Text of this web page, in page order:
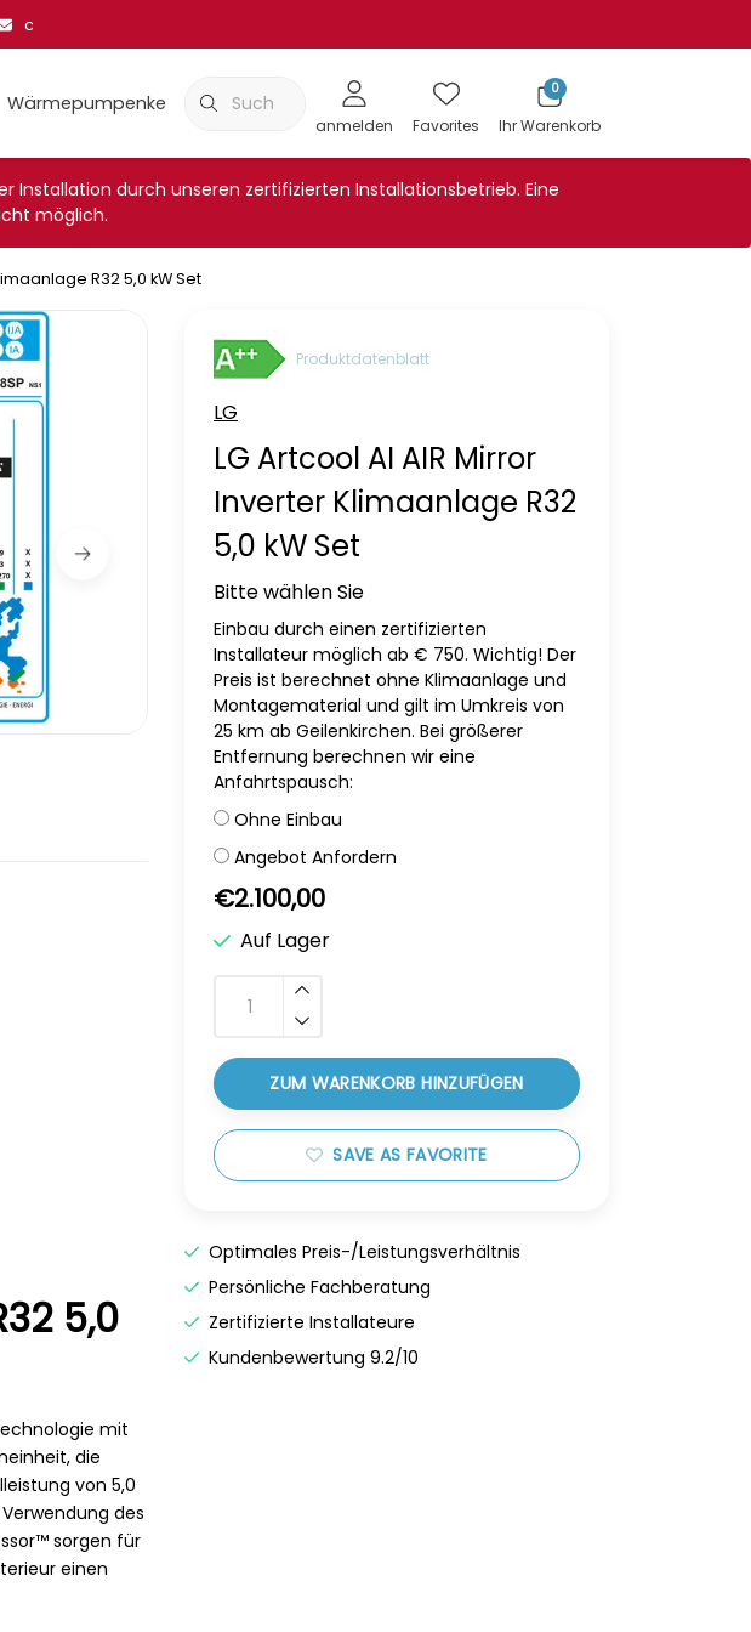
cool@klima-sale.de
Wärmepumpenkessel Klimaanlagenabdeckung Showroom
anmelden Favorites
0
Ihr Warenkorb
Installation durch unseren zertifizierten Installationsbetrieb. Eine
möglich.
R32 5,0 kW Set
Produktdatenblatt
LG
LG Artcool AI AIR Mirror
Inverter Klimaanlage R32
5,0 kW Set
Bitte wählen Sie
Einbau durch einen zertifizierten
Installateur möglich ab € 750. Wichtig! Der
Preis ist berechnet ohne Klimaanlage und
Montagematerial und gilt im Umkreis von
25 km ab Geilenkirchen. Bei größerer
Entfernung berechnen wir eine
Anfahrtspausch:
Ohne Einbau
Angebot Anfordern
€2.100,00
Auf Lager
ZUM WARENKORB HINZUFÜGEN
SAVE AS FAVORITE
Optimales Preis-/Leistungsverhältnis
Persönliche Fachberatung
Zertifizierte Installateure
Kundenbewertung 9.2/10
5,0
mit
die
von 5,0
des
sorgen für
einen